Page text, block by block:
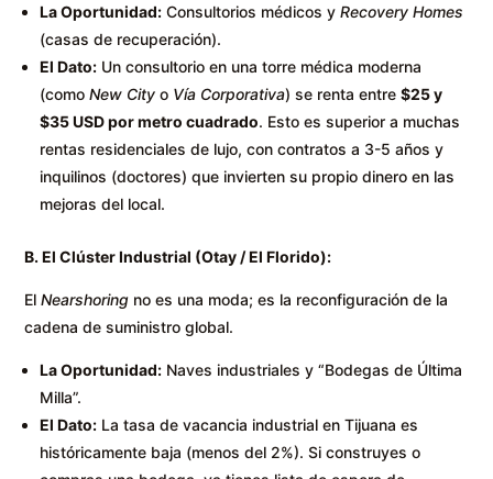
La Oportunidad: Consultorios médicos yRecovery Homes
(casas de recuperación).
El Dato: Un consultorio en una torre médica moderna
(comoNew City o Vía Corporativa) se renta entre$25 y
$35 USD por metro cuadrado. Esto es superior a muchas
rentas residenciales de lujo, con contratos a 3-5 años y
inquilinos (doctores) que invierten su propio dinero en las
mejoras del local.
B. El Clúster Industrial (Otay / El Florido):
ElNearshoring no es una moda; es la reconfiguración de la
cadena de suministro global.
La Oportunidad: Naves industriales y “Bodegas de Última
Milla”.
El Dato: La tasa de vacancia industrial en Tijuana es
históricamente baja (menos del 2%). Si construyes o